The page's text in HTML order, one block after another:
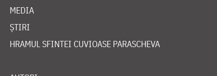
MEDIA
ȘTIRI
HRAMUL SFINTEI CUVIOASE PARASCHEVA